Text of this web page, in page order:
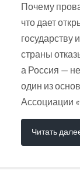
Почему
что дает
государству
страны
а Россия —
один из
Ассоциации
Читать